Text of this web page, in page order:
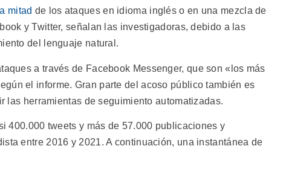
mitad de los ataques en idioma inglés o en una mezcla de
y Twitter, señalan las investigadoras, debido a las
del lenguaje natural.
a través de Facebook Messenger, que son «los más
el informe. Gran parte del acoso público también es
las herramientas de seguimiento automatizadas.
400.000 tweets y más de 57.000 publicaciones y
entre 2016 y 2021. A continuación, una instantánea de